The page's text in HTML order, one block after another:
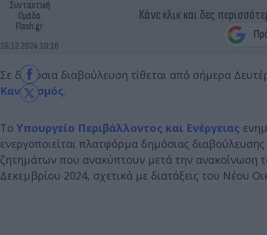
Συντακτική
Ομάδα
Flash.gr
16.12.2024 10:16
Κάνε κλικ και δες
Σε δημόσια διαβούλευση τίθεται από σήμερα
Κανονισμός.
Το Υπουργείο Περιβάλλοντος και Ενέργειας
ενεργοποιείται πλατφόρμα δημόσιας
ζητημάτων που ανακύπτουν μετά την ανακοίνωση
Δεκεμβρίου 2024, σχετικά με διατάξεις του Νέου